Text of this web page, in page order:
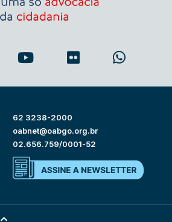
62 3238-2000
oabnet@oabgo.org.br
02.656.759/0001-52